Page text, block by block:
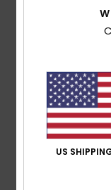
basierend auf
US